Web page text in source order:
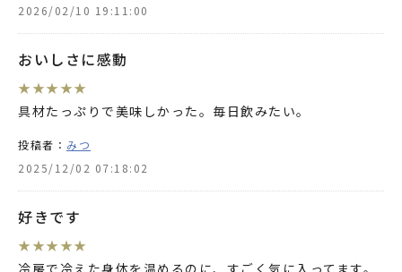
2026/02/10 19:11:00
おいしさに感動
★ ★★ ★★
具材たっぷりで美味しかった。毎日飲みたい。
投稿者： みつ
2025/12/02 07:18:02
好きです
★ ★★ ★★